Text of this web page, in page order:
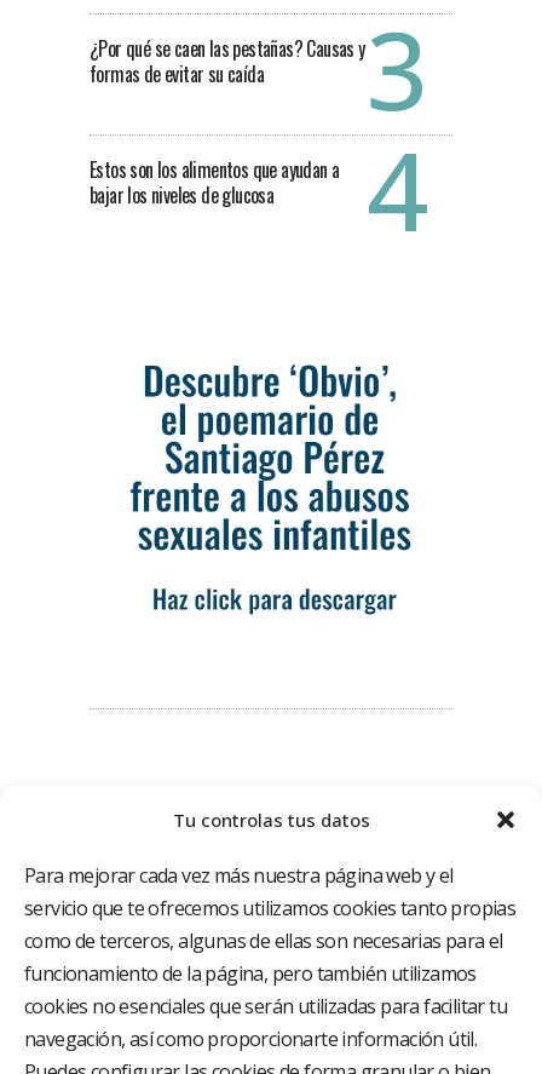
Tu controlas tus datos
Para mejorar cada vez más nuestra página web y el
servicio que te ofrecemos utilizamos cookies tanto propias
como de terceros, algunas de ellas son necesarias para el
funcionamiento de la página, pero también utilizamos
cookies no esenciales que serán utilizadas para facilitar tu
navegación, así como proporcionarte información útil.
¿Por qué se caen las pestañas? Causas y
formas de evitar su caída
Estos son los alimentos que ayudan a
bajar los niveles de glucosa
El Grupo Hospitalario HLA es uno de los proveedores
hospitalarios con mayor presencia en España, creado
con el objetivo de proporcionar el acceso a una
asistencia sanitaria de alto nivel. Nuestra red asistencial